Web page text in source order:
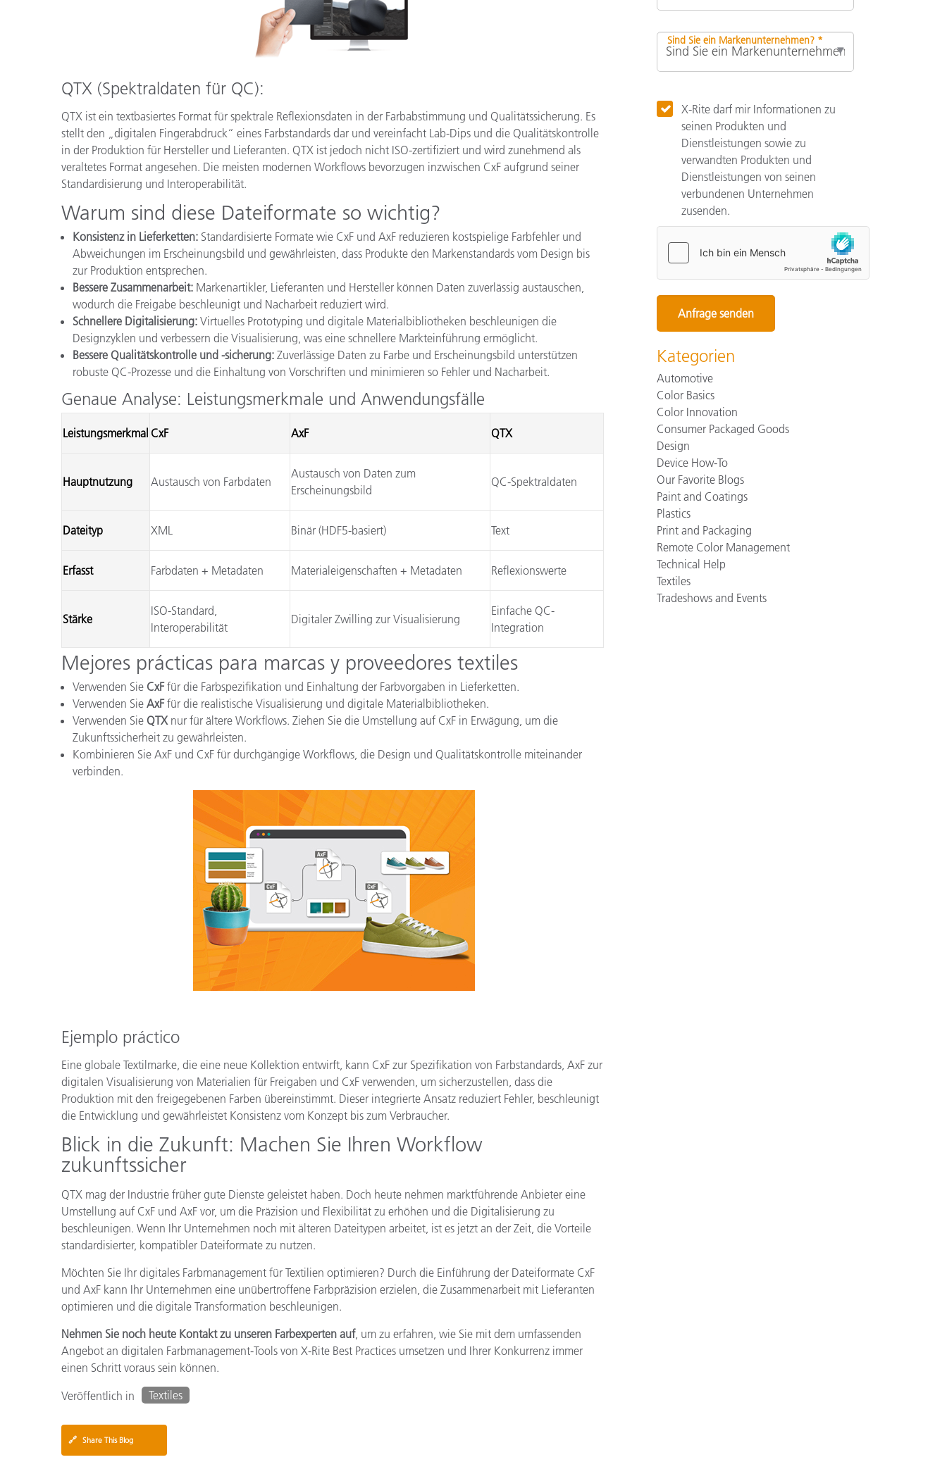
QTX (Spektraldaten für QC):
QTX ist ein textbasiertes Format für spektrale Reflexionsdaten in der Farbabstimmung und Qualitätssicherung. Es
stellt den „digitalen Fingerabdruck“ eines Farbstandards dar und vereinfacht Lab-Dips und die Qualitätskontrolle
in der Produktion für Hersteller und Lieferanten. QTX ist jedoch nicht ISO-zertifiziert und wird zunehmend als
veraltetes Format angesehen. Die meisten modernen Workflows bevorzugen inzwischen CxF aufgrund seiner
Standardisierung und Interoperabilität.
Warum sind diese Dateiformate so wichtig?
Konsistenz in Lieferketten: Standardisierte Formate wie CxF und AxF reduzieren kostspielige Farbfehler und
Abweichungen im Erscheinungsbild und gewährleisten, dass Produkte den Markenstandards vom Design bis
zur Produktion entsprechen.
Bessere Zusammenarbeit: Markenartikler, Lieferanten und Hersteller können Daten zuverlässig austauschen,
wodurch die Freigabe beschleunigt und Nacharbeit reduziert wird.
Schnellere Digitalisierung: Virtuelles Prototyping und digitale Materialbibliotheken beschleunigen die
Designzyklen und verbessern die Visualisierung, was eine schnellere Markteinführung ermöglicht.
Bessere Qualitätskontrolle und -sicherung: Zuverlässige Daten zu Farbe und Erscheinungsbild unterstützen
robuste QC-Prozesse und die Einhaltung von Vorschriften und minimieren so Fehler und Nacharbeit.
Genaue Analyse: Leistungsmerkmale und Anwendungsfälle
Leistungsmerkmal CxF AxF QTX
Hauptnutzung Austausch von Farbdaten
Austausch von Daten zum
Erscheinungsbild
QC-Spektraldaten
Dateityp XML Binär (HDF5-basiert) Text
Erfasst Farbdaten + Metadaten Materialeigenschaften + Metadaten Reflexionswerte
Stärke
ISO-Standard,
Interoperabilität
Digitaler Zwilling zur Visualisierung
Einfache QC-
Integration
Mejores prácticas para marcas y proveedores textiles
Verwenden Sie CxFfür die Farbspezifikation und Einhaltung der Farbvorgaben in Lieferketten.
Verwenden Sie AxFfür die realistische Visualisierung und digitale Materialbibliotheken.
Verwenden Sie QTX nur für ältere Workflows. Ziehen Sie die Umstellung auf CxF in Erwägung, um die
Zukunftssicherheit zu gewährleisten.
Kombinieren Sie AxF und CxF für durchgängige Workflows, die Design und Qualitätskontrolle miteinander
verbinden.
Ejemplo práctico
Eine globale Textilmarke, die eine neue Kollektion entwirft, kann CxF zur Spezifikation von Farbstandards, AxF zur
digitalen Visualisierung von Materialien für Freigaben und CxF verwenden, um sicherzustellen, dass die
Produktion mit den freigegebenen Farben übereinstimmt. Dieser integrierte Ansatz reduziert Fehler, beschleunigt
die Entwicklung und gewährleistet Konsistenz vom Konzept bis zum Verbraucher.
Blick in die Zukunft: Machen Sie Ihren Workflow
zukunftssicher
QTX mag der Industrie früher gute Dienste geleistet haben. Doch heute nehmen marktführende Anbieter eine
Umstellung auf CxF und AxF vor, um die Präzision und Flexibilität zu erhöhen und die Digitalisierung zu
beschleunigen. Wenn Ihr Unternehmen noch mit älteren Dateitypen arbeitet, ist es jetzt an der Zeit, die Vorteile
standardisierter, kompatibler Dateiformate zu nutzen.
Möchten Sie Ihr digitales Farbmanagement für Textilien optimieren? Durch die Einführung der Dateiformate CxF
und AxF kann Ihr Unternehmen eine unübertroffene Farbpräzision erzielen, die Zusammenarbeit mit Lieferanten
optimieren und die digitale Transformation beschleunigen.
Nehmen Sie noch heute Kontakt zu unseren Farbexperten auf, um zu erfahren, wie Sie mit dem umfassenden
Angebot an digitalen Farbmanagement-Tools von X-Rite Best Practices umsetzen und Ihrer Konkurrenz immer
einen Schritt voraus sein können.
Veröffentlich in
Textiles
🔗 Share This Blog
Sind Sie ein Markenunternehmen? *
X-Rite darf mir Informationen zu
seinen Produkten und
Dienstleistungen sowie zu
verwandten Produkten und
Dienstleistungen von seinen
verbundenen Unternehmen
zusenden.
Kategorien
Automotive
Color Basics
Color Innovation
Consumer Packaged Goods
Design
Device How-To
Our Favorite Blogs
Paint and Coatings
Plastics
Print and Packaging
Remote Color Management
Technical Help
Textiles
Tradeshows and Events